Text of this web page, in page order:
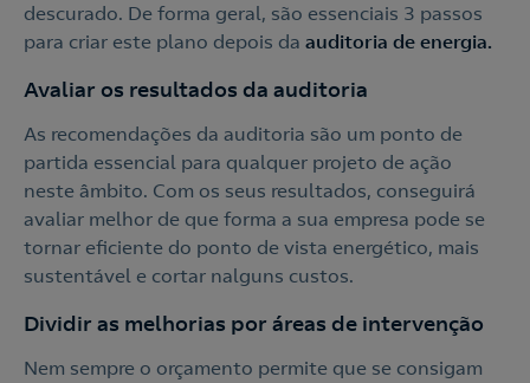
descurado. De forma geral, são essenciais 3 passos
para criar este plano depois da auditoria de energia.
Avaliar os resultados da auditoria
As recomendações da auditoria são um ponto de
partida essencial para qualquer projeto de ação
neste âmbito. Com os seus resultados, conseguirá
avaliar melhor de que forma a sua empresa pode se
tornar eficiente do ponto de vista energético, mais
sustentável e cortar nalguns custos.
Dividir as melhorias por áreas de intervenção
Nem sempre o orçamento permite que se consigam